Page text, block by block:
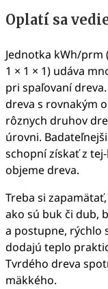
Oplatí sa
Jednotka kWh/
1 × 1 × 1) udáva
pri spaľovaní
dreva s rovnakým
rôznych druhov
úrovni.
schopní získať z
objeme dreva.
Treba si
ako sú buk či dub,
a postupne, rýchlo
dodajú teplo
Tvrdého dreva
mäkkého.